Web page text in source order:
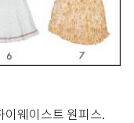
이웨이스트 원피스.